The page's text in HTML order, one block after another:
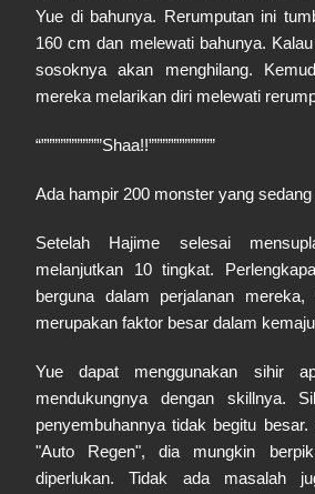
Yue di bahunya. Rerumputan ini
160 cm dan melewati bahunya.
sosoknya akan menghilang.
mereka melarikan diri melewati
“”””””””””””Shaa!!””””””””””””
Ada hampir 200 monster yang
Setelah Hajime selesai
melanjutkan 10 tingkat.
berguna dalam perjalanan
merupakan faktor besar dalam
Yue dapat menggunakan sihir
mendukungnya dengan skillnya.
penyembuhannya tidak begitu
"Auto Regen", dia mungkin
diperlukan. Tidak ada masalah